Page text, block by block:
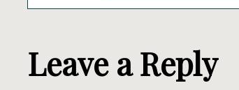
Leave a Reply